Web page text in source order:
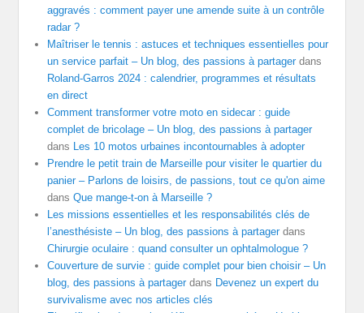
aggravés : comment payer une amende suite à un contrôle
radar ?
Maîtriser le tennis : astuces et techniques essentielles pour
un service parfait – Un blog, des passions à partagerdans
Roland-Garros 2024 : calendrier, programmes et résultats
en direct
Comment transformer votre moto en sidecar : guide
complet de bricolage – Un blog, des passions à partager
dans Les 10 motos urbaines incontournables à adopter
Prendre le petit train de Marseille pour visiter le quartier du
panier – Parlons de loisirs, de passions, tout ce qu'on aime
dansQue mange-t-on à Marseille ?
Les missions essentielles et les responsabilités clés de
l’anesthésiste – Un blog, des passions à partagerdans
Chirurgie oculaire : quand consulter un ophtalmologue ?
Couverture de survie : guide complet pour bien choisir – Un
blog, des passions à partagerdans Devenez un expert du
survivalisme avec nos articles clés